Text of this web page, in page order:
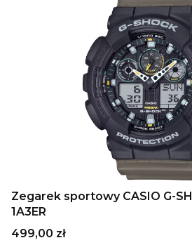
Zegarek sportowy CASIO G-
1A3ER
Cena
499,00 zł